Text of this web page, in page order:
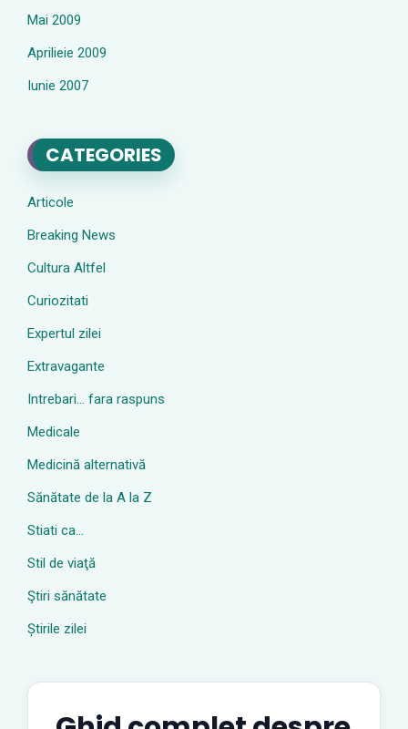
Mai 2009
Aprilieie 2009
Iunie 2007
CATEGORIES
Articole
Breaking News
Cultura Altfel
Curiozitati
Expertul zilei
Extravagante
Intrebari… fara raspuns
Medicale
Medicină alternativă
Sănătate de la A la Z
Stiati ca…
Stil de viaţă
Ştiri sănătate
Știrile zilei